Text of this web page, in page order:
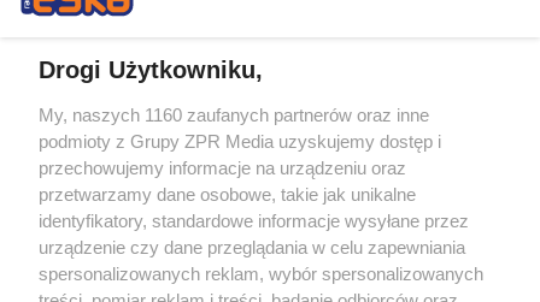
Żaden utwór zamieszczony w serwisie nie może być powielany i
rozpowszechniany lub dalej rozpowszechniany w jakikolwiek sposób (w
tym także elektroniczny lub mechaniczny) na jakimkolwiek polu
eksploatacji w jakiejkolwiek formie, włącznie z umieszczaniem w
Internecie bez pisemnej zgody właściciela praw. Jakiekolwiek użycie lub
wykorzystanie utworów w całości lub w części z naruszeniem prawa,
tzn. bez właściwej zgody, jest zabronione pod groźbą kary i może być
ścigane prawnie.
Drogi Użytkowniku,
My, naszych 1160 zaufanych partnerów oraz inne
podmioty z Grupy ZPR Media uzyskujemy dostęp i
przechowujemy informacje na urządzeniu oraz
przetwarzamy dane osobowe, takie jak unikalne
identyfikatory, standardowe informacje wysyłane przez
urządzenie czy dane przeglądania w celu zapewniania
spersonalizowanych reklam, wybór spersonalizowanych